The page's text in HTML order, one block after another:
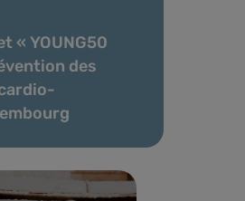
« YOUNG50
des